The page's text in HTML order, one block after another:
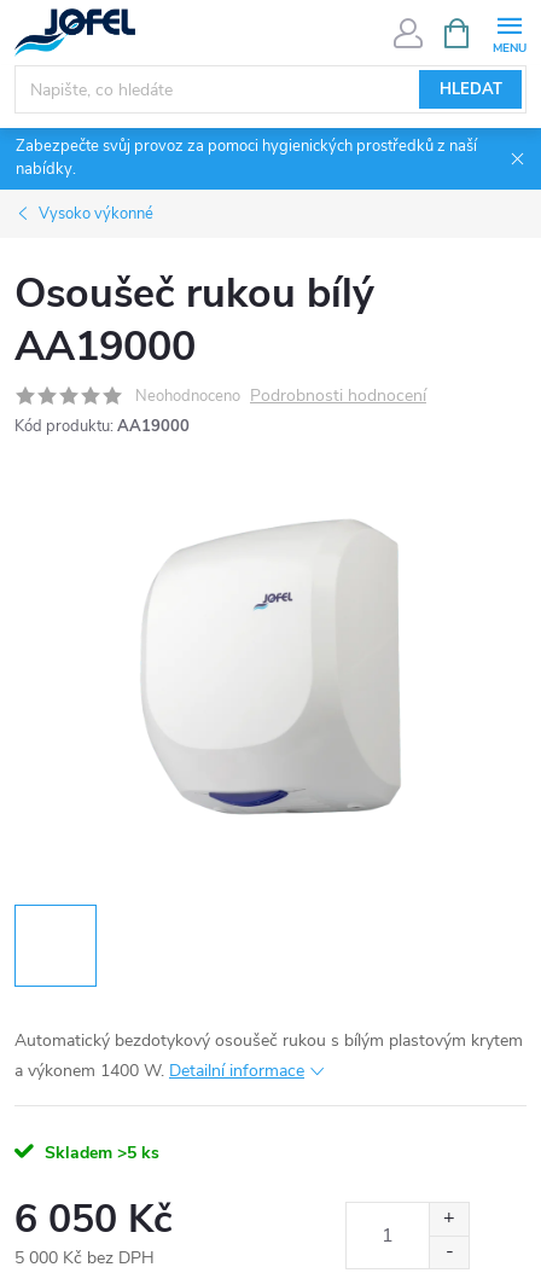
na
obsah
HLEDAT
NÁKUPNÍ
KOŠÍK
Zabezpečte svůj provoz za pomoci hygienických prostředků z naší
nabídky.
Vysoko výkonné
Osoušeč rukou bílý
AA19000
Neohodnoceno Podrobnosti hodnocení
Kód produktu: AA19000
Automatický bezdotykový osoušeč rukou s bílým plastovým krytem
a výkonem 1400 W. Detailní informace
Skladem >5 ks
6 050 Kč
5 000 Kč bez DPH